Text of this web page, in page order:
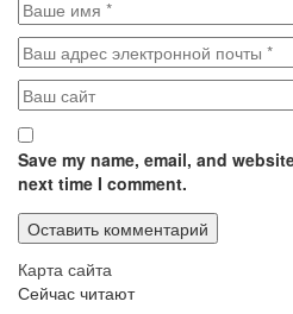
Save my name, email, and
next time I comment.
Карта сайта
Сейчас читают